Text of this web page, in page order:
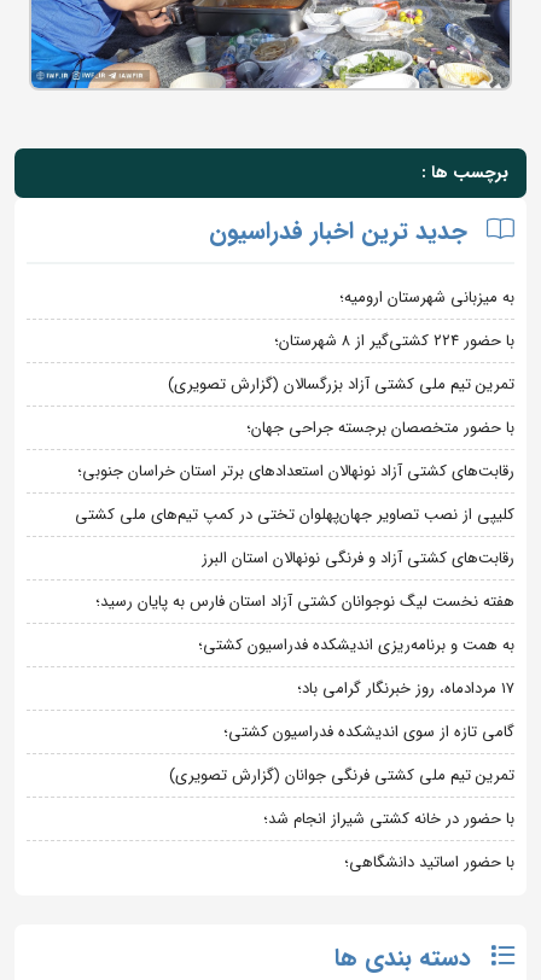
برچسب ها :
جدید ترین اخبار فدراسیون
به میزبانی شهرستان ارومیه؛
با حضور ۲۲۴ کشتی‌گیر از ۸ شهرستان؛
تمرین تیم ملی کشتی آزاد بزرگسالان (گزارش تصویری)
با حضور متخصصان برجسته جراحی جهان؛
رقابت‌های کشتی آزاد نونهالان استعدادهای برتر استان خراسان جنوبی؛
کلیپی از نصب تصاویر جهان‌پهلوان تختی در کمپ تیم‌های ملی کشتی
رقابت‌های کشتی آزاد و فرنگی نونهالان استان البرز
هفته نخست لیگ نوجوانان کشتی آزاد استان فارس به پایان رسید؛
به همت و برنامه‌ریزی اندیشکده فدراسیون کشتی؛
۱۷ مردادماه، روز خبرنگار گرامی باد؛
گامی تازه از سوی اندیشکده فدراسیون کشتی؛
تمرین تیم ملی کشتی فرنگی جوانان (گزارش تصویری)
با حضور در خانه کشتی شیراز انجام شد؛
با حضور اساتید دانشگاهی؛
دسته بندی ها